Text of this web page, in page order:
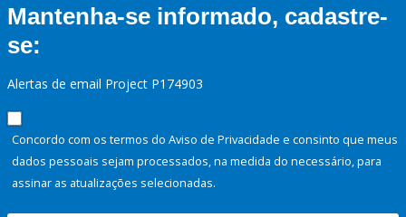
Mantenha-se informado, cadastre-
se:
Alertas de email Project P174903
Concordo com os termos do Aviso de Privacidade e consinto que meus
dados pessoais sejam processados, na medida do necessário, para
assinar as atualizações selecionadas.